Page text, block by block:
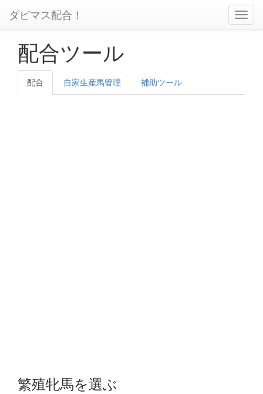
ダビマス配合！
配合ツール
配合 自家生産馬管理 補助ツール
繁殖牝馬を選ぶ